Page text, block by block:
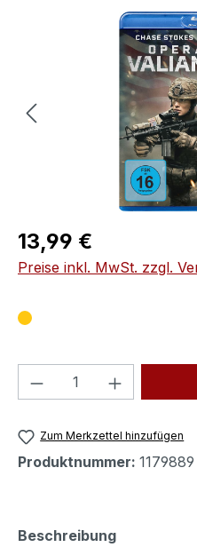
Bildergalerie überspringen
Regulärer Preis:
13,99 €
Preise inkl. MwSt. zzgl.
Produkt Anzahl:
Zum Merkzettel hinzufügen
Produktnummer: 1179889
Beschreibung